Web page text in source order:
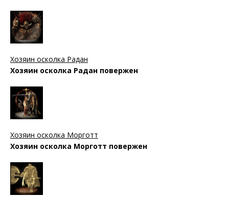
Хозяин осколка Радан
Хозяин осколка Радан повержен
Хозяин осколка Морготт
Хозяин осколка Морготт повержен